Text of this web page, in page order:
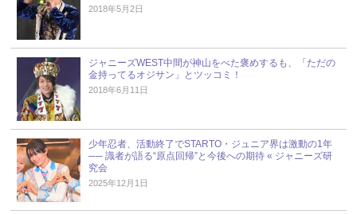
2018年5月2日
ジャニーズWEST中間が神山をべた褒めするも、「ただの
金持ってるオジサン」とツッコミ！
2018年6月11日
少年忍者、活動終了でSTARTO・ジュニア界は激動の1年
── 識者が語る“原点回帰”と今後への期待 « ジャニーズ研
究会
2025年12月1日